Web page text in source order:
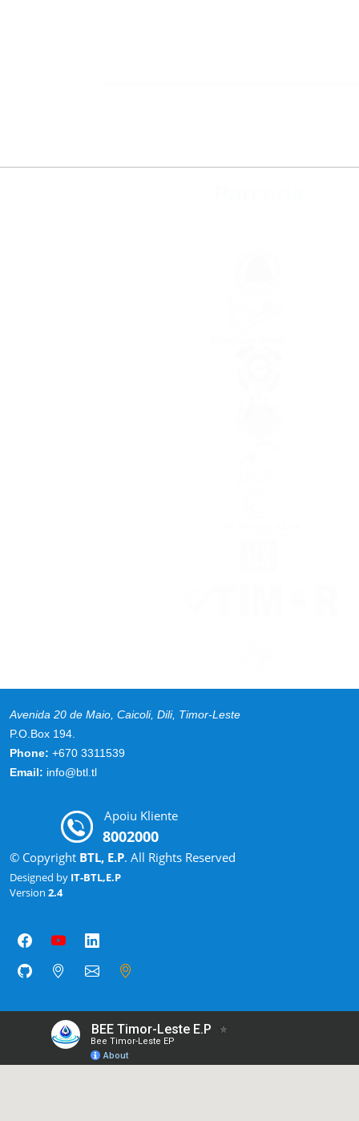
Avenida 20 de Maio, Caicoli, Dili, Timor-Leste
P.O.Box 194.
Phone: +670 3311539
Email: info@btl.tl
Apoiu Kliente
8002000
© Copyright BTL, E.P. All Rights Reserved
Designed by IT-BTL,E.P
Version 2.4